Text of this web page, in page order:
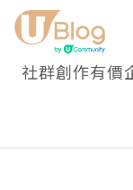
社群創作有價